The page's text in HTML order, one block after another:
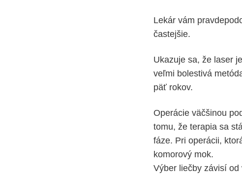
Lekár vám
častejšie.
Ukazuje sa, že laser
veľmi bolestivá
päť rokov.
Operácie väčšinou
tomu, že terapia sa
fáze. Pri operácii,
komorový mok.
Výber liečby závisí